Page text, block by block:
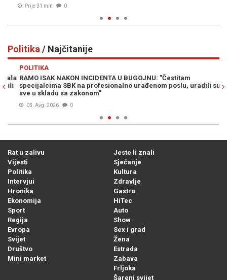
Prije 31 min 0
Politika / Najčitanije
POLITIKA
RAMO ISAK NAKON INCIDENTA U BUGOJNU: "Čestitam
specijalcima SBK na profesionalno urađenom poslu, uradili su
sve u skladu sa zakonom"
03. Avg. 2026 0
Rat u zalivu
Vijesti
Politika
Intervjui
Hronika
Ekonomija
Sport
Regija
Evropa
Svijet
Društvo
Mini market
Jeste li znali
Sjećanje
Kultura
Zdravlje
Gastro
HiTec
Auto
Show
Sex i grad
Žena
Estrada
Zabava
Frljoka
Šareni svijet